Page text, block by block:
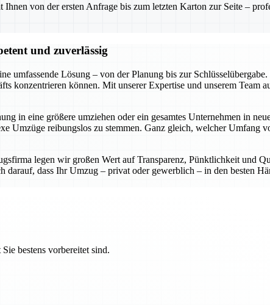
von der ersten Anfrage bis zum letzten Karton zur Seite –
und zuverlässig
Lösung – von der Planung bis zur
konzentrieren können. Mit unserer Expertise und unserem Team
in eine größere umziehen oder ein gesamtes Unternehmen in
Umzüge reibungslos zu stemmen. Ganz gleich, welcher Umfang
legen wir großen Wert auf Transparenz, Pünktlichkeit und
dass Ihr Umzug – privat oder gewerblich – in den besten
bestens vorbereitet sind.